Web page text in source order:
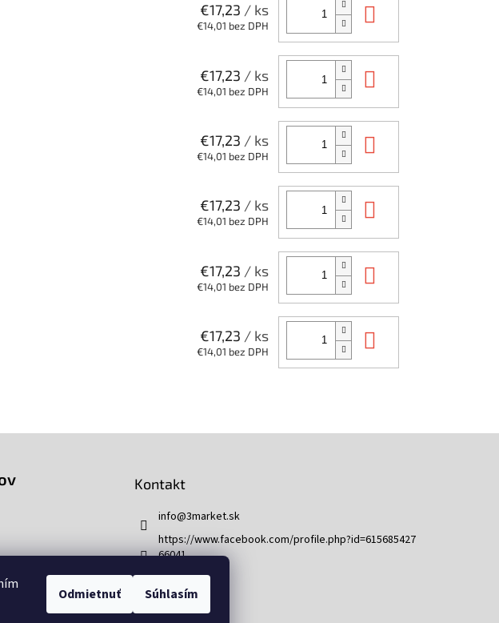
Odmietnuť Súhlasím
€17,23 / ks
€14,01 bez DPH
€17,23 / ks
€14,01 bez DPH
€17,23 / ks
€14,01 bez DPH
€17,23 / ks
€14,01 bez DPH
€17,23 / ks
€14,01 bez DPH
€17,23 / ks
€14,01 bez DPH
Kontakt
info@3market.sk
https://www.facebook.com/profile.php?id=615685427
66041
3market.sk